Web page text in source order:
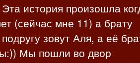
с
и
история произошла
(сейчас мне 11) а брату
зовут Аля, а её
Мы пошли во двор